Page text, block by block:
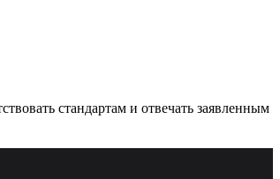
стандартам и отвечать заявленным